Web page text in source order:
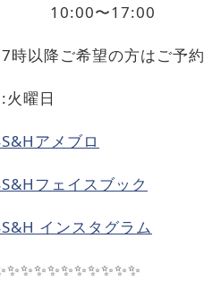
10:00〜17:00
時以降ご希望の方はご予約
:火曜日
S&Hアメブロ
S&Hフェイスブック
S&H インスタグラム